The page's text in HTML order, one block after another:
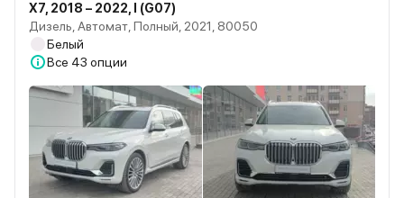
X7, 2018 – 2022, I (G07)
Дизель, Автомат, Полный, 2021, 80050
Белый
Все 43 опции